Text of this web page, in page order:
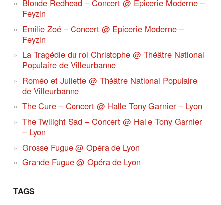
Blonde Redhead – Concert @ Epicerie Moderne –
Feyzin
Emilie Zoé – Concert @ Epicerie Moderne –
Feyzin
La Tragédie du roi Christophe @ Théâtre National
Populaire de Villeurbanne
Roméo et Juliette @ Théâtre National Populaire
de Villeurbanne
The Cure – Concert @ Halle Tony Garnier – Lyon
The Twilight Sad – Concert @ Halle Tony Garnier
– Lyon
Grosse Fugue @ Opéra de Lyon
Grande Fugue @ Opéra de Lyon
TAGS